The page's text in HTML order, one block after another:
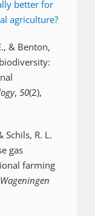
better for
agriculture?
& Benton,
, 50(2),
Schils, R. L.
gas
farming